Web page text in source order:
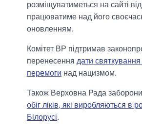
розміщуватиметься на сайті
працюватиме над його
оновленням.
Комітет ВР підтримав
перенесення дати
перемоги над нацизмом.
Також Верховна Рада
обіг ліків, які виробляються в
Білорусі.